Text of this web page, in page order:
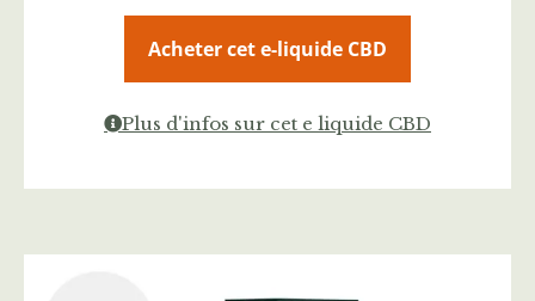
Acheter cet e-liquide CBD
Plus d'infos sur cet e liquide CBD